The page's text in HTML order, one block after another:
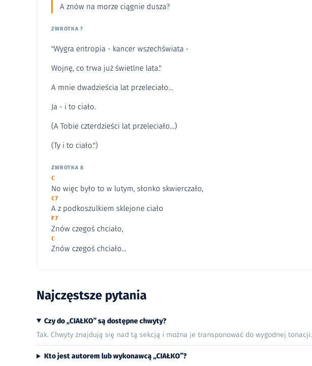
A znów na morze ciągnie dusza?
ZWROTKA 7
"Wygra entropia - kancer wszechświata -
Wojnę, co trwa już świetlne lata."
A mnie dwadzieścia lat przeleciało...
Ja - i to ciało.
(A Tobie czterdzieści lat przeleciało...)
(Ty i to ciało.")
ZWROTKA 8
C
No więc było to w lutym, słonko skwierczało,
C7
A z podkoszulkiem sklejone ciało
F7
Znów czegoś chciało,
C
Znów czegoś chciało...
Najczęstsze pytania
Czy do „CIAŁKO” są dostępne chwyty?
Tak. Chwyty znajdują się nad tą sekcją i można je transponować do wygodnej tonacji.
Kto jest autorem lub wykonawcą „CIAŁKO”?